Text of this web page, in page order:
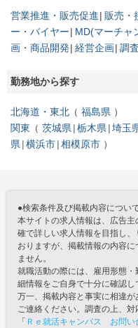
営業推進・販売促進 販売・
ー・バイヤー
MD(マーチャ
画・商品開発 経営企画 調
勤務地から探す
北海道・東北
福島県
関東
茨城県 栃木県 埼玉
県 横浜市 相模原市
●検索条件及び掲載内容につい
本サイトの求人情報は、広告
確で詳しい求人情報を目指し
おりますが、掲載情報の内容
ません。
就職活動の際には、雇用形態
細情報をご自身で十分に確認し
万一、掲載内容と事実に相違
ご連絡ください。調査の上、対
「 Ｒｅ就活キャンパス お問い